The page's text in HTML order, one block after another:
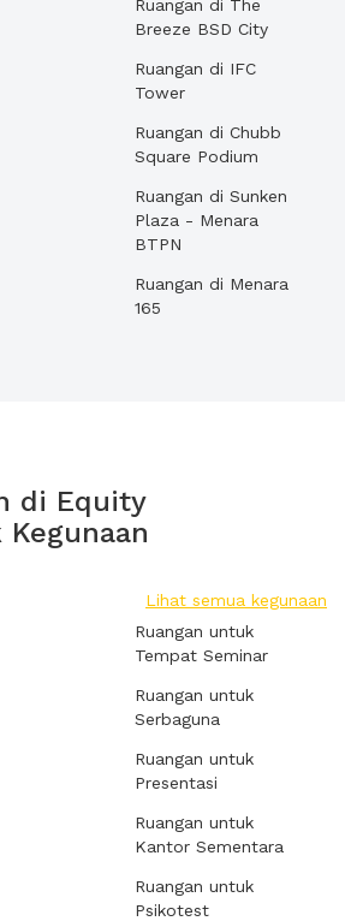
Ruangan di The
Breeze BSD City
Ruangan di IFC
Tower
Ruangan di Chubb
Square Podium
Ruangan di Sunken
Plaza - Menara
BTPN
Ruangan di Menara
165
di Equity
Lihat semua kegunaan
Ruangan untuk
Tempat Seminar
Ruangan untuk
Serbaguna
Ruangan untuk
Presentasi
Ruangan untuk
Kantor Sementara
Ruangan untuk
Psikotest